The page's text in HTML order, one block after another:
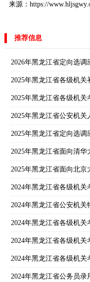
来源：https://
推荐信息
2026年黑龙江省定向选
2025年黑龙江省各级机
2025年黑龙江省各级机
2025年黑龙江省公安机
2025年黑龙江省定向选
2025年黑龙江省面向清
2025年黑龙江省面向北
2024年黑龙江省各级机
2024年黑龙江省公安机关